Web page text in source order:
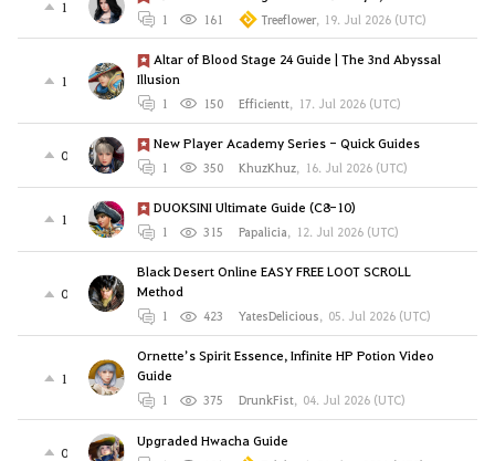
1
1 161 Treeflower, 19. Jul 2026 (UTC)
1
Altar of Blood Stage 24 Guide | The 3nd Abyssal
Illusion
1 150 Efficientt, 17. Jul 2026 (UTC)
0
New Player Academy Series - Quick Guides
1 350 KhuzKhuz, 16. Jul 2026 (UTC)
1
DUOKSINI Ultimate Guide (C8-10)
1 315 Papalicia, 12. Jul 2026 (UTC)
0
Black Desert Online EASY FREE LOOT SCROLL
Method
1 423 YatesDelicious, 05. Jul 2026 (UTC)
1
Ornette’s Spirit Essence, Infinite HP Potion Video
Guide
1 375 DrunkFist, 04. Jul 2026 (UTC)
0
Upgraded Hwacha Guide